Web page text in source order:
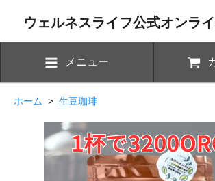
ウェルネスライフ公式オンラ
メニュー
ホーム > 生豆珈琲